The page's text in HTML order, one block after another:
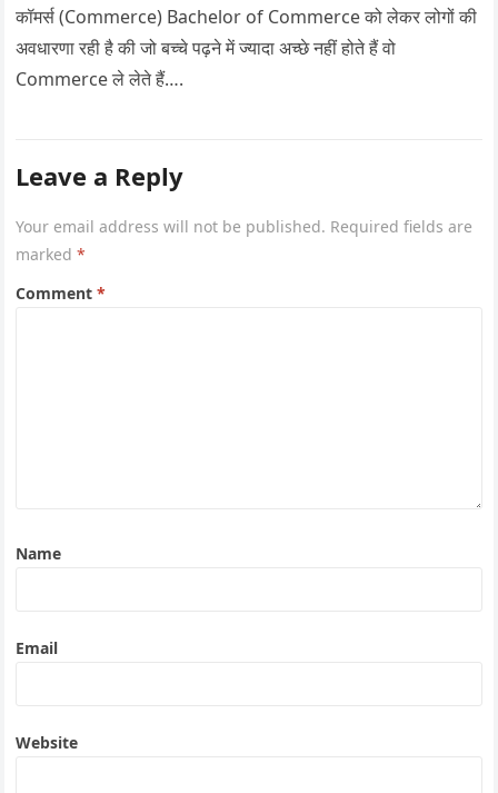
कॉमर्स (Commerce) Bachelor of Commerce को लेकर लोगों की
अवधारणा रही है की जो बच्चे पढ़ने में ज्यादा अच्छे नहीं होते हैं वो
Commerce ले लेते हैं….
Leave a Reply
Your email address will not be published. Required fields are
marked*
Comment*
Name
Email
Website